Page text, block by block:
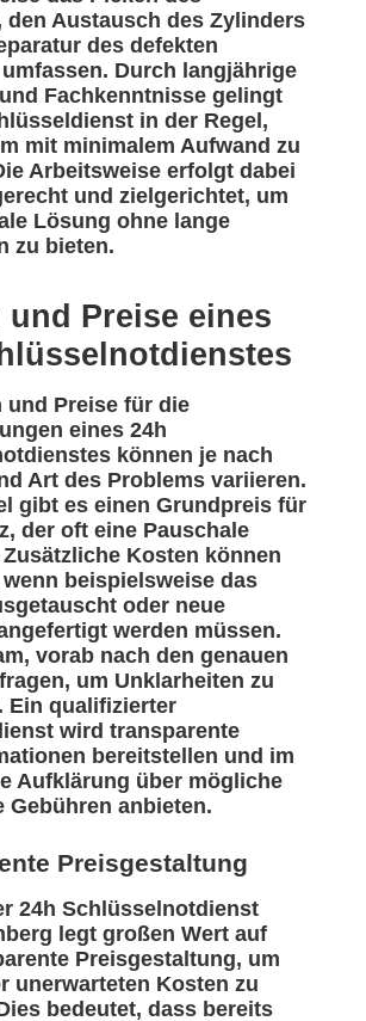
den Austausch des Zylinders
des defekten
Durch langjährige
Fachkenntnisse gelingt
in der Regel,
mit minimalem Aufwand zu
Arbeitsweise erfolgt dabei
und zielgerichtet, um
Lösung ohne lange
zu bieten.
und Preise eines
und Preise für die
eines 24h
können je nach
Art des Problems variieren.
gibt es einen Grundpreis für
der oft eine Pauschale
Kosten können
beispielsweise das
oder neue
werden müssen.
vorab nach den genauen
um Unklarheiten zu
Ein qualifizierter
wird transparente
bereitstellen und im
Aufklärung über mögliche
Gebühren anbieten.
Preisgestaltung
24h Schlüsselnotdienst
legt großen Wert auf
Preisgestaltung, um
unerwarteten Kosten zu
bedeutet, dass bereits